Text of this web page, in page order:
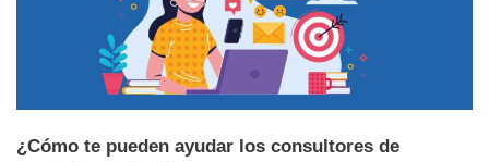
¿Cómo te pueden ayudar los consultores de